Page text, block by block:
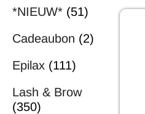
*NIEUW* (51)
Cadeaubon (2)
Epilax (111)
Lash & Brow
(350)